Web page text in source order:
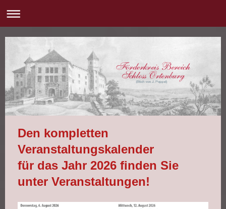
Den kompletten
Veranstaltungskalender
für das Jahr 2026 finden Sie
unter Veranstaltungen!